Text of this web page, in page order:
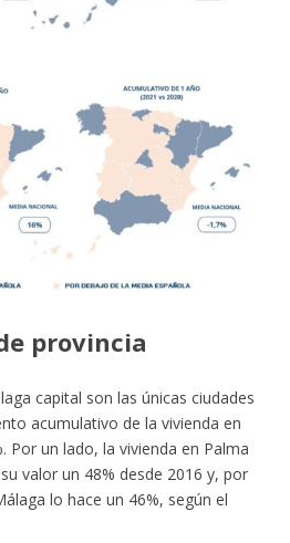
provincia
capital son las únicas ciudades
acumulativo de la vivienda en
Por un lado, la vivienda en Palma
valor un 48% desde 2016 y, por
lo hace un 46%, según el